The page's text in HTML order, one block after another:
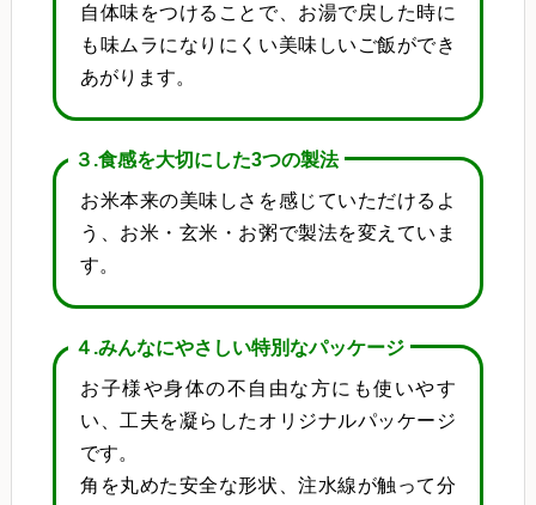
自体味をつけることで、お湯で戻した時に
も味ムラになりにくい美味しいご飯ができ
あがります。
３.食感を大切にした3つの製法
お米本来の美味しさを感じていただけるよ
う、お米・玄米・お粥で製法を変えていま
す。
４.みんなにやさしい特別なパッケージ
お子様や身体の不自由な方にも使いやす
い、工夫を凝らしたオリジナルパッケージ
です。
角を丸めた安全な形状、注水線が触って分